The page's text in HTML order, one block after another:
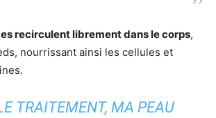
recirculent librement dans le corps,
nourrissant ainsi les cellules et
TRAITEMENT, MA PEAU